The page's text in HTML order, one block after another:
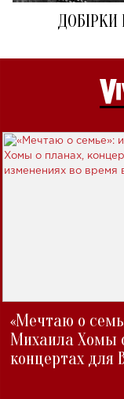
ДОБІРКИ
«Мечтаю о
Михаила Хомы
концертах для